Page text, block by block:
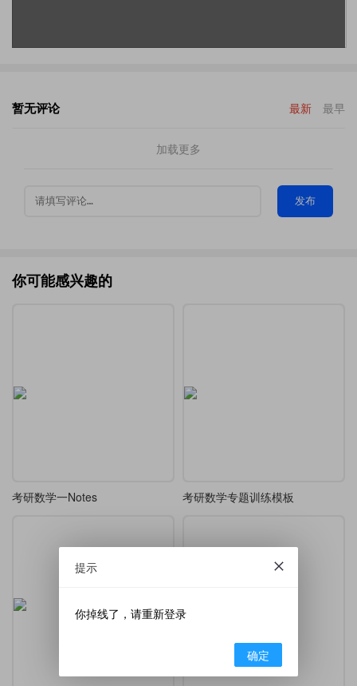
暂无评论 最新 最早
加载更多
发布
你可能感兴趣的
考研数学一Notes 考研数学专题训练模板
提示
你掉线了，请重新登录
确定